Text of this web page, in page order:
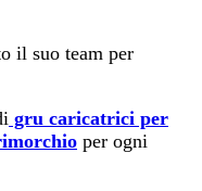
il suo team per
gru caricatrici per
per ogni